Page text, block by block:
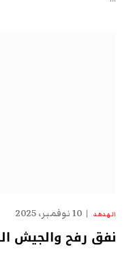
الهدهد 10 نوفمبر، 2025
نفق رفح والجيش